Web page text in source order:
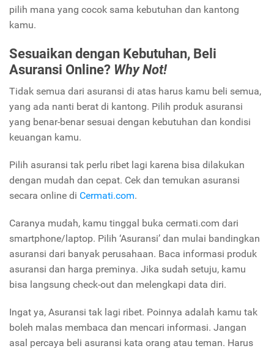
pilih mana yang cocok sama kebutuhan dan kantong
kamu.
Sesuaikan dengan Kebutuhan, Beli
Asuransi Online? Why Not!
Tidak semua dari asuransi di atas harus kamu beli semua,
yang ada nanti berat di kantong. Pilih produk asuransi
yang benar-benar sesuai dengan kebutuhan dan kondisi
keuangan kamu.
Pilih asuransi tak perlu ribet lagi karena bisa dilakukan
dengan mudah dan cepat. Cek dan temukan asuransi
secara online di Cermati.com.
Caranya mudah, kamu tinggal buka cermati.com dari
smartphone/laptop. Pilih ‘Asuransi’ dan mulai bandingkan
asuransi dari banyak perusahaan. Baca informasi produk
asuransi dan harga preminya. Jika sudah setuju, kamu
bisa langsung check-out dan melengkapi data diri.
Ingat ya, Asuransi tak lagi ribet. Poinnya adalah kamu tak
boleh malas membaca dan mencari informasi. Jangan
asal percaya beli asuransi kata orang atau teman. Harus